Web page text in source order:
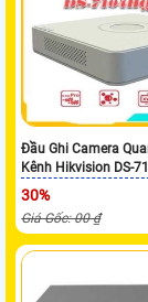
Đầu Ghi Camera
Kênh Hikvision DS-
30%
Giá Gốc: 00 ₫